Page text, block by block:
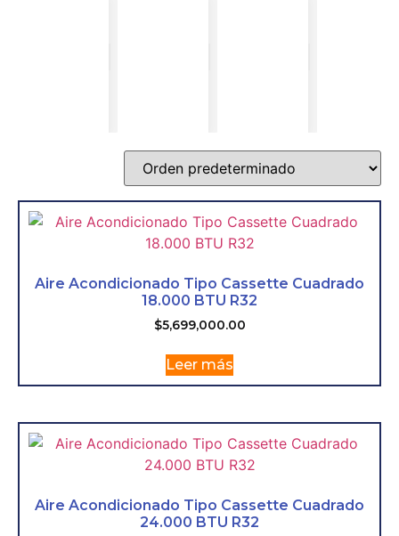
Aire Acondicionado Tipo Cassette Cuadrado
18.000 BTU R32
$5,699,000.00
Leer más
Aire Acondicionado Tipo Cassette Cuadrado
24.000 BTU R32